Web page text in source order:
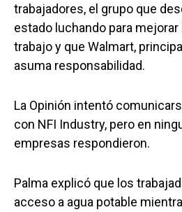
trabajadores, el grupo que
estado luchando para
trabajo y que Walmart,
asuma responsabilidad.
La Opinión intentó
con NFI Industry, pero en
empresas respondieron.
Palma explicó que los
acceso a agua potable